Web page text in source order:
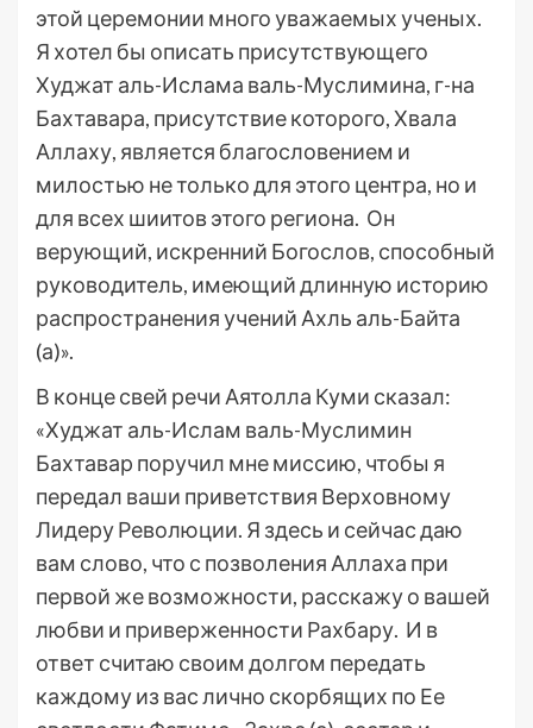
этой церемонии много уважаемых ученых.
Я хотел бы описать присутствующего
Худжат аль-Ислама валь-Муслимина, г-на
Бахтавара, присутствие которого, Хвала
Аллаху, является благословением и
милостью не только для этого центра, но и
для всех шиитов этого региона. Он
верующий, искренний Богослов, способный
руководитель, имеющий длинную историю
распространения учений Ахль аль-Байта
(а)».
В конце свей речи Аятолла Куми сказал:
«Худжат аль-Ислам валь-Муслимин
Бахтавар поручил мне миссию, чтобы я
передал ваши приветствия Верховному
Лидеру Революции. Я здесь и сейчас даю
вам слово, что с позволения Аллаха при
первой же возможности, расскажу о вашей
любви и приверженности Рахбару. И в
ответ считаю своим долгом передать
каждому из вас лично скорбящих по Ее